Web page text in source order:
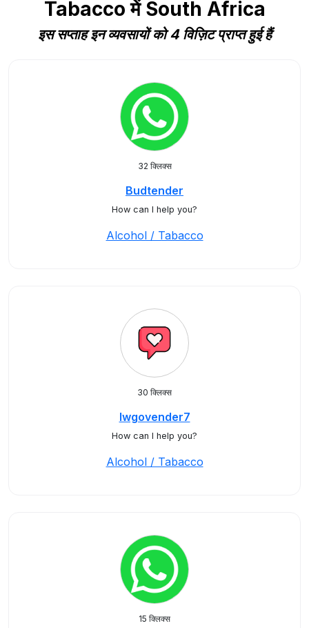
Tabacco में South Africa
इस सप्ताह इन व्यवसायों को 4 विज़िट प्राप्त हुई हैं
32 क्लिक्स
Budtender
How can I help you?
Alcohol / Tabacco
30 क्लिक्स
lwgovender7
How can I help you?
Alcohol / Tabacco
15 क्लिक्स